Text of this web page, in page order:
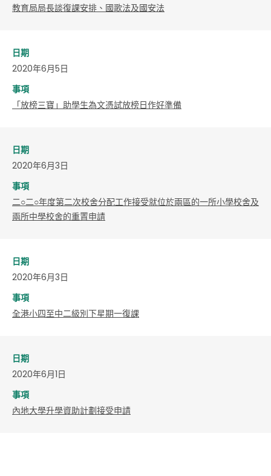
教育局局長談復課安排、國歌法及國安法
日期
2020年6月5日
事項
「放榜三寶」助學生為文憑試放榜日作好準備
日期
2020年6月3日
事項
二○二○年度第二次校舍分配工作接受就位於兩區的一所小學校舍及
兩所中學校舍的重置申請
日期
2020年6月3日
事項
全港小四至中二級別下星期一復課
日期
2020年6月1日
事項
內地大學升學資助計劃接受申請